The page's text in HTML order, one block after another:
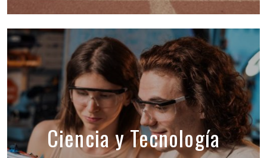
Ciencia y Tecnología